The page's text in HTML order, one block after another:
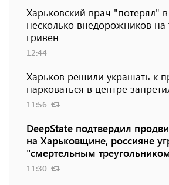
Харьковский врач "потерял"
несколько внедорожников
гривен
12:44
Харьков решили украшать к
парковаться в центре
11:56
DeepState подтвердил
на Харьковщине, россияне
"смертельным
11:30